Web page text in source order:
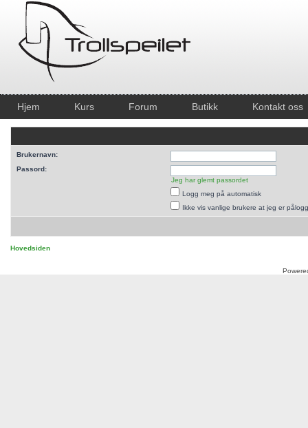
Hjem Kurs Forum Butikk Kontakt oss
Brukernavn:
Passord:
Jeg har glemt passordet
Logg meg på automatisk
Ikke vis vanlige brukere at jeg er
Hovedsiden